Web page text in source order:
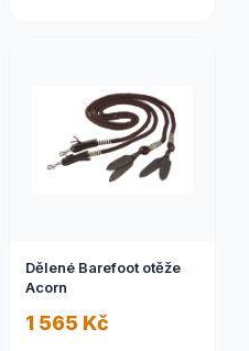
Dělené Barefoot otěže
Acorn
1 565 Kč